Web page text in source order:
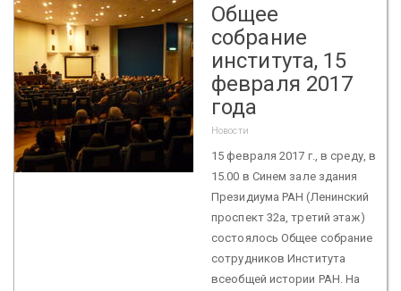
Общее
собрание
института, 15
февраля 2017
года
Новости
15 февраля 2017 г., в среду, в
15.00 в Синем зале здания
Президиума РАН (Ленинский
проспект 32а, третий этаж)
состоялось Общее собрание
сотрудников Института
всеобщей истории РАН. На